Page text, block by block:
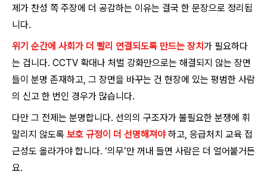
제가 찬성 쪽 주장에 더 공감하는 이유는 결국 한 문장으로 정리됩
니다.
위기 순간에 사회가 더 빨리 연결되도록 만드는 장치가 필요하다
는 겁니다. CCTV 확대나 처벌 강화만으로는 해결되지 않는 장면
들이 분명 존재하고, 그 장면을 바꾸는 건 현장에 있는 평범한 사람
의 신고 한 번인 경우가 많습니다.
다만 그 전제는 분명합니다. 선의의 구조자가 불필요한 분쟁에 휘
말리지 않도록 보호 규정이 더 선명해져야하고, 응급처치 교육 접
근성도 올라가야 합니다. ‘의무’만 꺼내 들면 사람은 더 얼어붙거든
요.